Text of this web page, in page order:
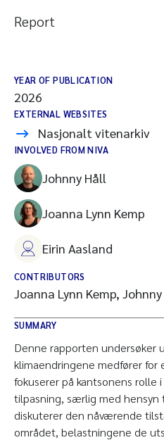
Report
YEAR OF PUBLICATION
2026
EXTERNAL WEBSITES
Nasjonalt vitenarkiv
INVOLVED FROM NIVA
Johnny Håll
Joanna Lynn Kemp
Eirin Aasland
CONTRIBUTORS
Joanna Lynn Kemp,
SUMMARY
Denne rapporten undersøker
klimaendringene medfører for
fokuserer på kantsonens rolle
tilpasning, særlig med hensyn
diskuterer den nåværende
området, belastningene de